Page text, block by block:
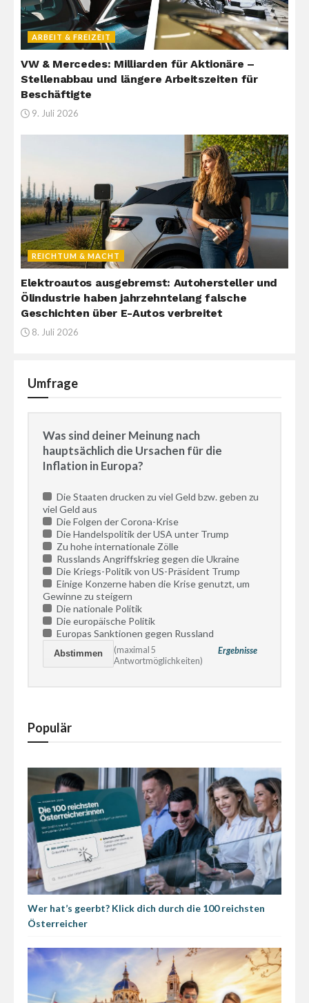
ARBEIT & FREIZEIT
VW & Mercedes: Milliarden für Aktionäre –
Stellenabbau und längere Arbeitszeiten für
Beschäftigte
9. Juli 2026
REICHTUM & MACHT
Elektroautos ausgebremst: Autohersteller und
Ölindustrie haben jahrzehntelang falsche
Geschichten über E-Autos verbreitet
8. Juli 2026
Umfrage
Was sind deiner Meinung nach
hauptsächlich die Ursachen für die
Inflation in Europa?
Die Staaten drucken zu viel Geld bzw. geben zu
viel Geld aus
Die Folgen der Corona-Krise
Die Handelspolitik der USA unter Trump
Zu hohe internationale Zölle
Russlands Angriffskrieg gegen die Ukraine
Die Kriegs-Politik von US-Präsident Trump
Einige Konzerne haben die Krise genutzt, um
Gewinne zu steigern
Die nationale Politik
Die europäische Politik
Europas Sanktionen gegen Russland
Ergebnisse
(maximal 5
Antwortmöglichkeiten)
Populär
Wer hat’s geerbt? Klick dich durch die 100 reichsten
Österreicher